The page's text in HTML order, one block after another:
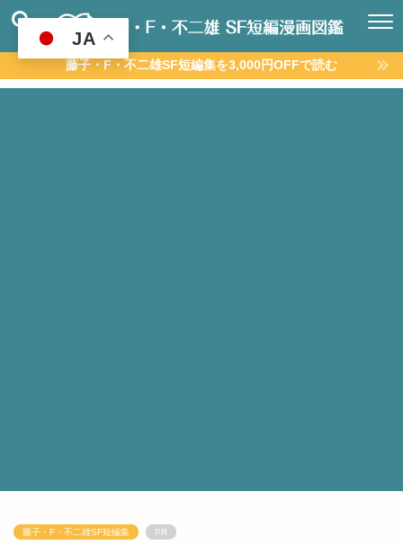
藤子・F・不二雄SF短編集を3,000円OFFで読む
藤子・F・不二雄SF短編集 PR
JA